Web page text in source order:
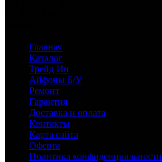
Главная
Каталог
Трейд Ин
Айфоны Б/У
Ремонт
Гарантия
Доставка и оплата
Контакты
Карта сайта
Оферта
Политика конфиденциальности